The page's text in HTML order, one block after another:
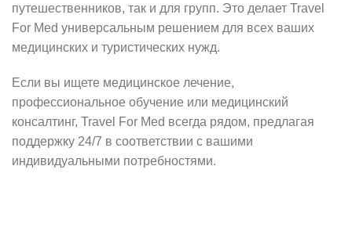
путешественников, так и для групп. Это делает Travel
For Med универсальным решением для всех ваших
медицинских и туристических нужд.
Если вы ищете медицинское лечение,
профессиональное обучение или медицинский
консалтинг, Travel For Med всегда рядом, предлагая
поддержку 24/7 в соответствии с вашими
индивидуальными потребностями.